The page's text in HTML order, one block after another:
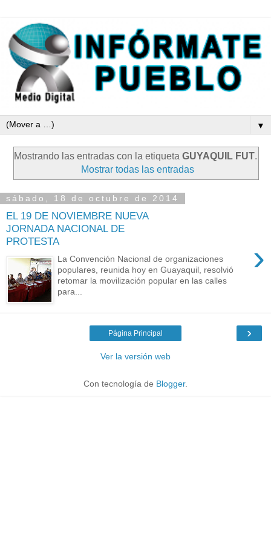
▼
Mostrando las entradas con la etiqueta GUYAQUIL FUT.
Mostrar todas las entradas
sábado, 18 de octubre de 2014
EL 19 DE NOVIEMBRE NUEVA
JORNADA NACIONAL DE
PROTESTA
›
La Convención Nacional de organizaciones
populares, reunida hoy en Guayaquil, resolvió
retomar la movilización popular en las calles
para...
›
Página Principal
Ver la versión web
Con tecnología de Blogger.